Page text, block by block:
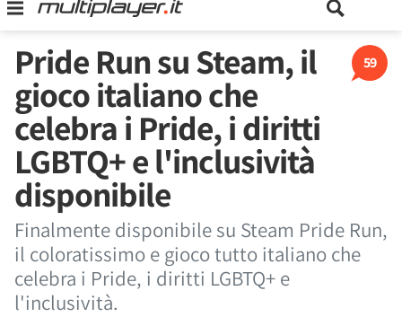
59
Pride Run su Steam, il
gioco italiano che
celebra i Pride, i diritti
LGBTQ+ e l'inclusività
disponibile
Finalmente disponibile su Steam Pride Run,
il coloratissimo e gioco tutto italiano che
celebra i Pride, i diritti LGBTQ+ e
l'inclusività.